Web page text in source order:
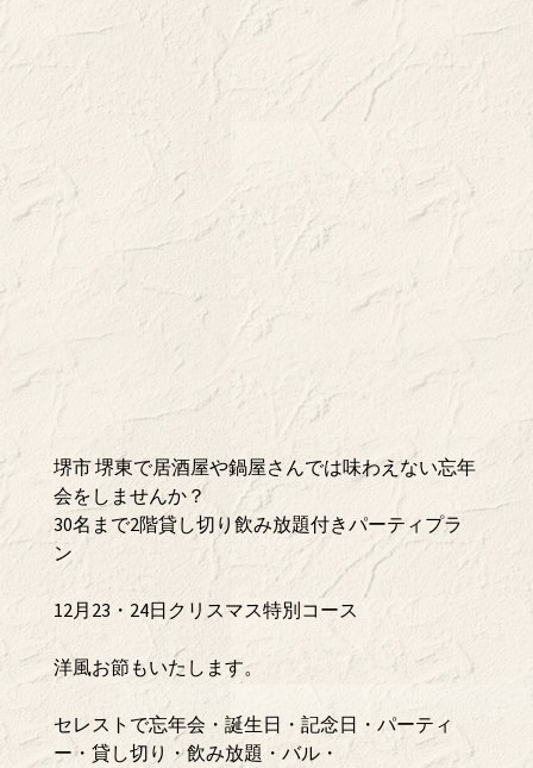
堺市 堺東で居酒屋や鍋屋さんでは味わえない忘年
会をしませんか？
30名まで2階貸し切り飲み放題付きパーティプラ
ン
12月23・24日クリスマス特別コース
洋風お節もいたします。
セレストで忘年会・誕生日・記念日・パーティ
ー・貸し切り・飲み放題・バル・